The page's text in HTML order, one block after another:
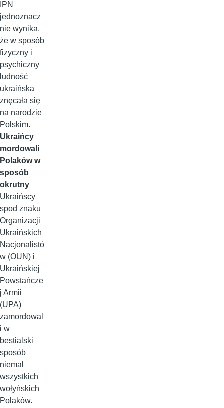
IPN
jednoznacz
nie wynika,
że w sposób
fizyczny i
psychiczny
ludność
ukraińska
znęcała się
na narodzie
Polskim.
Ukraińcy
mordowali
Polaków w
sposób
okrutny
Ukraińscy
spod znaku
Organizacji
Ukraińskich
Nacjonalistó
w (OUN) i
Ukraińskiej
Powstańcze
j Armii
(UPA)
zamordowal
i w
bestialski
sposób
niemal
wszystkich
wołyńskich
Polaków.